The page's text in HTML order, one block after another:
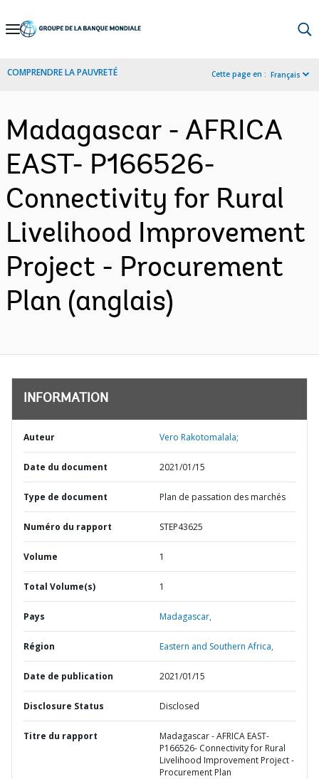
Skip
Navigation
COMPRENDRE LA PAUVRETÉ Cette page en : Français
Madagascar - AFRICA
EAST- P166526-
Connectivity for Rural
Livelihood Improvement
Project - Procurement
Plan (anglais)
INFORMATION
Auteur Vero Rakotomalala;
Date du document 2021/01/15
Type de document Plan de passation des marchés
Numéro du rapport STEP43625
Volume 1
Total Volume(s) 1
Pays Madagascar,
Région Eastern and Southern Africa,
Date de publication 2021/01/15
Disclosure Status Disclosed
Titre du rapport
Madagascar - AFRICA EAST-
P166526- Connectivity for Rural
Livelihood Improvement Project -
Procurement Plan